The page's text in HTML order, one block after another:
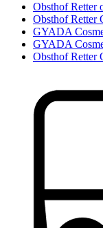
Obsthof Retter
Obsthof Retter
GYADA
GYADA
Obsthof Retter